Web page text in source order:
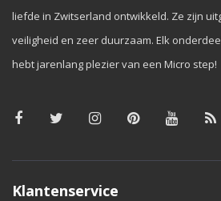
liefde in Zwitserland ontwikkeld. Ze zijn
veiligheid en zeer duurzaam. Elk
hebt jarenlang plezier van een Micro step!
Klantenservice